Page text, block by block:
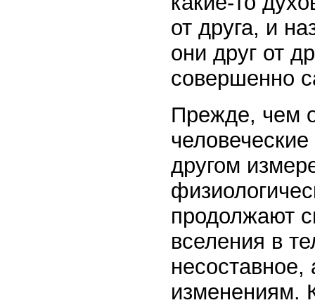
от друга, и
они друг от
совершенно
Прежде, чем
другом
продолжают
вселения в
изменениям.